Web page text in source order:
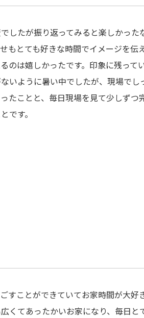
したが振り返ってみると楽しかった
もとても好きな時間でイメージを伝
のは嬉しかったです。印象に残って
いように暑い中でしたが、現場でし
たことと、毎日現場を見て少しずつ
です。
すことができていてお家時間が大好
くてあったかいお家になり、毎日と